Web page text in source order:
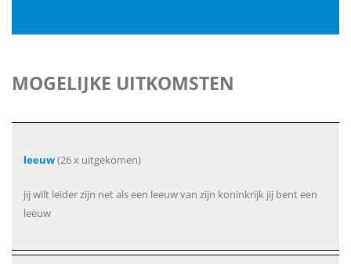
MOGELIJKE UITKOMSTEN
leeuw(26 x uitgekomen)
jij wilt leider zijn net als een leeuw van zijn koninkrijk jij bent een
leeuw